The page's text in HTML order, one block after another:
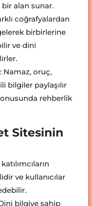
bir alan sunar.
coğrafyalardan
birbirlerine
ve dini
: Namaz, oruç,
bilgiler paylaşılır
rehberlik
Sitesinin
ve kullanıcılar
bilgiye sahip